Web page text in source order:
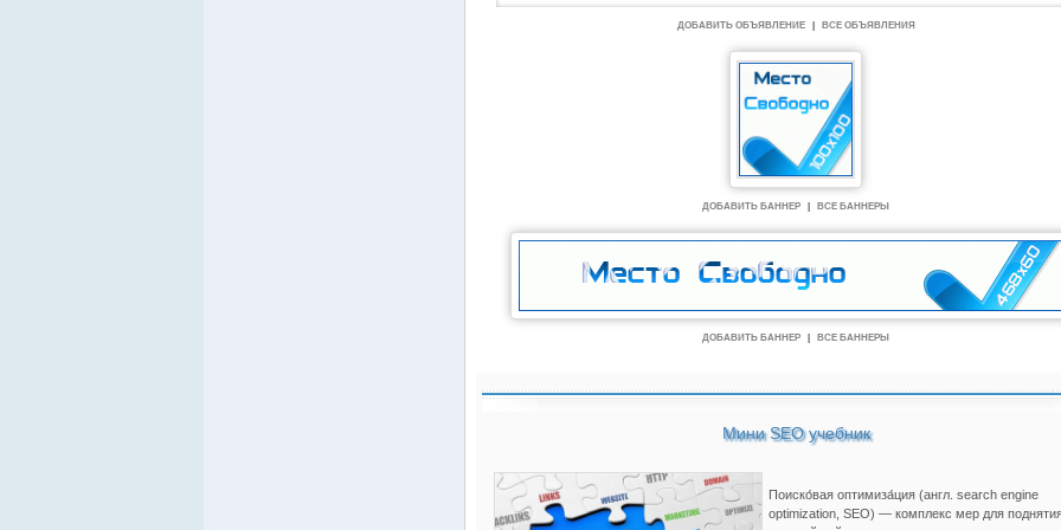
ДОБАВИТЬ ОБЪЯВЛЕНИЕ ВСЕ ОБЪЯВЛЕНИЯ
ДОБАВИТЬ БАННЕР ВСЕ БАННЕРЫ
ДОБАВИТЬ БАННЕР ВСЕ БАННЕРЫ
Мини SEO учебник
Поиско́вая оптимиза́ция (англ. search engine
optimization, SEO) — комплекс мер для